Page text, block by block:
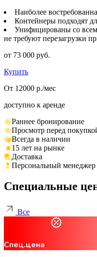
Наиболее
Контейнеры подходят
Унифицированы со
не требуют перезагрузки
от 73 000 руб.
Купить
От 12000 р./мес
доступно к аренде
Раннее бронирование
Просмотр перед
Всегда в наличии
15 лет на рынке
Доставка
Персональный менеджер
Специальные
Все
Спец.цена